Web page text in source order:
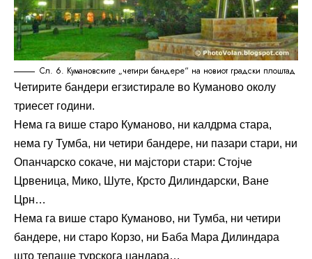
Сл. 6. Кумановските „четири бандере“ на новиот градски плоштад
Четирите бандери егзистирале во Куманово околу
триесет години.
Нема га више старо Куманово, ни калдрма стара,
нема гу Тумба, ни четири бандере, ни пазари стари, ни
Опанчарско сокаче, ни мајстори стари: Стојче
Црвеница, Мико, Шуте, Крсто Дилиндарски, Ване
Црн…
Нема га више старо Куманово, ни Тумба, ни четири
бандере, ни старо Корзо, ни Баба Мара Дилиндара
што тепаше турскога џандара…